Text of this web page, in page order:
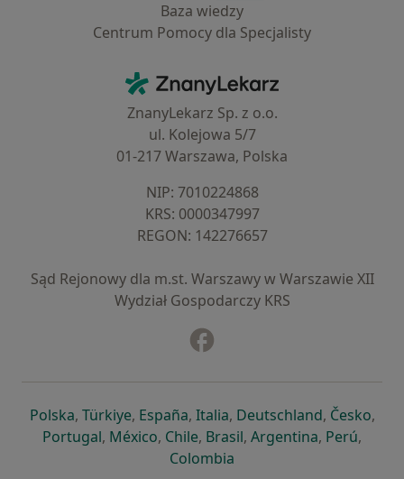
Baza wiedzy
Centrum Pomocy dla Specjalisty
ZnanyLekarz - Strona główna
ZnanyLekarz Sp. z o.o.
ul. Kolejowa 5/7
01-217 Warszawa, Polska
NIP: ⁠7010224868
KRS: ⁠0000347997
REGON: ⁠142276657
Sąd Rejonowy dla m.st. Warszawy w Warszawie XII
Wydział Gospodarczy KRS
Polskaotwiera się w nowej karcie
, Türkiyeotwiera się w nowej karcie
, Españaotwiera się w nowej karcie
, Italiaotwiera się w nowej
, Deutschlandotwiera się
, Česko,
Portugalotwiera się w nowej karcie
, Méxicootwiera się w nowej karcie
, Chileotwiera się w nowej karcie
, Brasilotwiera się w nowej
, Argentinaotwiera się
, Perú,
Colombia